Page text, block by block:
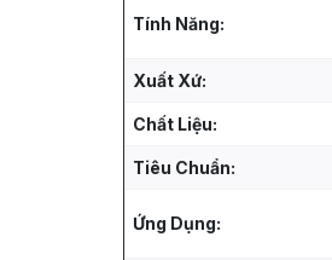
Tính Năng:
Xuất Xứ:
Chất Liệu:
Tiêu Chuẩn:
Ứng Dụng: